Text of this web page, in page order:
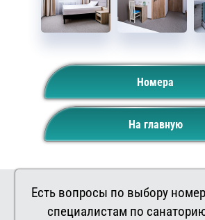
Номера
На главную
Есть вопросы по выбору
специалистам по